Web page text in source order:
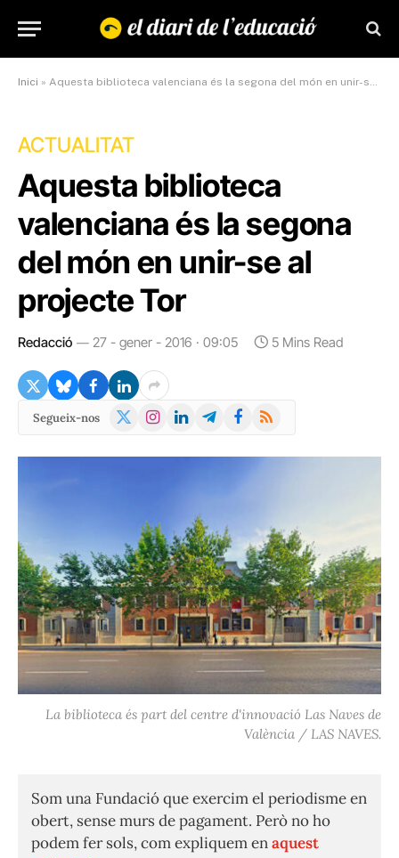
Inici » Aquesta biblioteca valenciana és la segona del món en unir-se al projecte Tor
ACTUALITAT
Aquesta biblioteca
valenciana és la segona
del món en unir-se al
projecte Tor
Redacció 27 - gener - 2016 · 09:05 5 Mins Read
Segueix-nos
X
Instagram
LinkedInTelegramFacebook
RSS
La biblioteca és part del centre d'innovació Las Naves de
València / LAS NAVES.
Som una Fundació que exercim el periodisme en
obert, sense murs de pagament. Però no ho
podem fer sols, com expliquem enaquest